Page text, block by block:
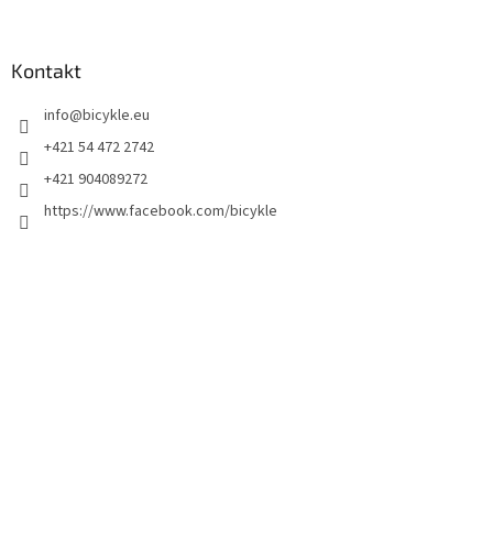
Kontakt
info@bicykle.eu
+421 54 472 2742
+421 904089272
https://www.facebook.com/bicykle